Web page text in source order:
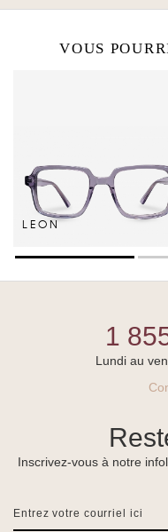
VOUS
LEON
1
Lundi au
Inscrivez-vous à notre